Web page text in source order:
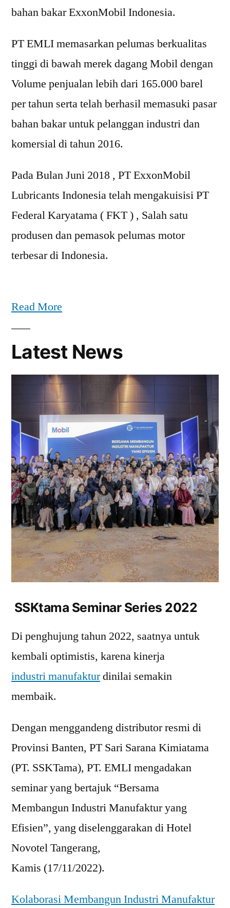
bahan bakar ExxonMobil Indonesia.
PT EMLI memasarkan pelumas berkualitas
tinggi di bawah merek dagang Mobil dengan
Volume penjualan lebih dari 165.000 barel
per tahun serta telah berhasil memasuki pasar
bahan bakar untuk pelanggan industri dan
komersial di tahun 2016.
Pada Bulan Juni 2018 , PT ExxonMobil
Lubricants Indonesia telah mengakuisisi PT
Federal Karyatama ( FKT ) , Salah satu
produsen dan pemasok pelumas motor
terbesar di Indonesia.
Read More
Latest News
SSKtama Seminar Series 2022
Di penghujung tahun 2022, saatnya untuk
kembali optimistis, karena kinerja
industri manufakturdinilai semakin
membaik.
Dengan menggandeng distributor resmi di
Provinsi Banten, PT Sari Sarana Kimiatama
(PT. SSKTama), PT. EMLI mengadakan
seminar yang bertajuk “Bersama
Membangun Industri Manufaktur yang
Efisien”, yang diselenggarakan di Hotel
Novotel Tangerang,
Kamis (17/11/2022).
Kolaborasi Membangun Industri Manufaktur